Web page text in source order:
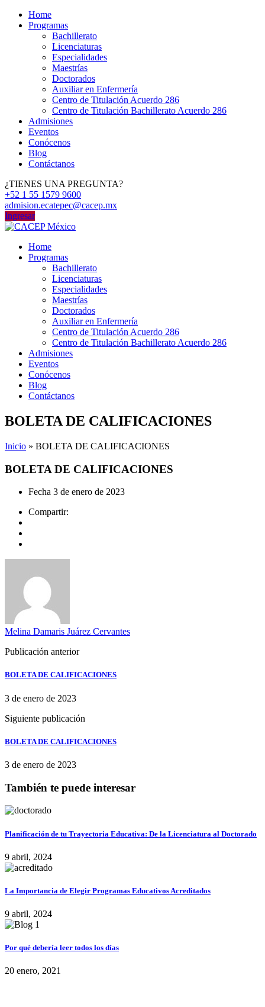
Home
Programas
Bachillerato
Licenciaturas
Especialidades
Maestrías
Doctorados
Auxiliar en Enfermería
Centro de Titulación Acuerdo 286
Centro de Titulación Bachillerato Acuerdo 286
Admisiones
Eventos
Conócenos
Blog
Contáctanos
¿TIENES UNA PREGUNTA?
+52 1 55 1579 9600
admision.ecatepec@cacep.mx
Ingresar
Home
Programas
Bachillerato
Licenciaturas
Especialidades
Maestrías
Doctorados
Auxiliar en Enfermería
Centro de Titulación Acuerdo 286
Centro de Titulación Bachillerato Acuerdo 286
Admisiones
Eventos
Conócenos
Blog
Contáctanos
BOLETA DE CALIFICACIONES
Inicio » BOLETA DE CALIFICACIONES
BOLETA DE CALIFICACIONES
Fecha 3 de enero de 2023
Compartir:
Melina Damaris Juárez Cervantes
Publicación anterior
BOLETA DE CALIFICACIONES
3 de enero de 2023
Siguiente publicación
BOLETA DE CALIFICACIONES
3 de enero de 2023
También te puede interesar
Planificación de tu Trayectoria Educativa: De la Licenciatura al Doctorado
9 abril, 2024
La Importancia de Elegir Programas Educativos Acreditados
9 abril, 2024
Por qué debería leer todos los días
20 enero, 2021